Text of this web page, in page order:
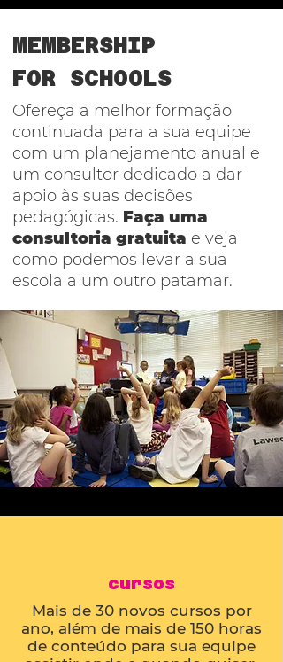
MEMBERSHIP
FOR SCHOOLS
Ofereça a melhor formação
continuada para a sua equipe
com um planejamento anual e
um consultor dedicado a dar
apoio às suas decisões
pedagógicas. Faça uma
consultoria gratuita e veja
como podemos levar a sua
escola a um outro patamar.
cursos
Mais de 30 novos cursos por
ano, além de mais de 150 horas
de conteúdo para sua equipe